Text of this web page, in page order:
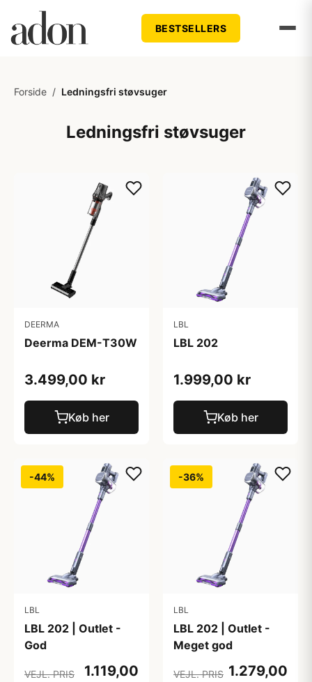
BESTSELLERS
Forside / Ledningsfri støvsuger
Ledningsfri støvsuger
DEERMA
Deerma DEM-T30W
3.499,00 kr
Køb her
LBL
LBL 202
1.999,00 kr
Køb her
-44%
LBL
LBL 202 | Outlet -
God
VEJL. PRIS
1.119,00
-36%
LBL
LBL 202 | Outlet -
Meget god
VEJL. PRIS 1.279,00